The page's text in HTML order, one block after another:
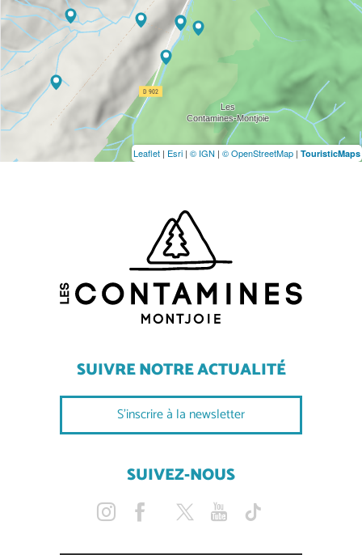
Leaflet | Esri | © IGN | © OpenStreetMap | TouristicMaps
SUIVRE NOTRE ACTUALITÉ
S'inscrire à la newsletter
SUIVEZ-NOUS